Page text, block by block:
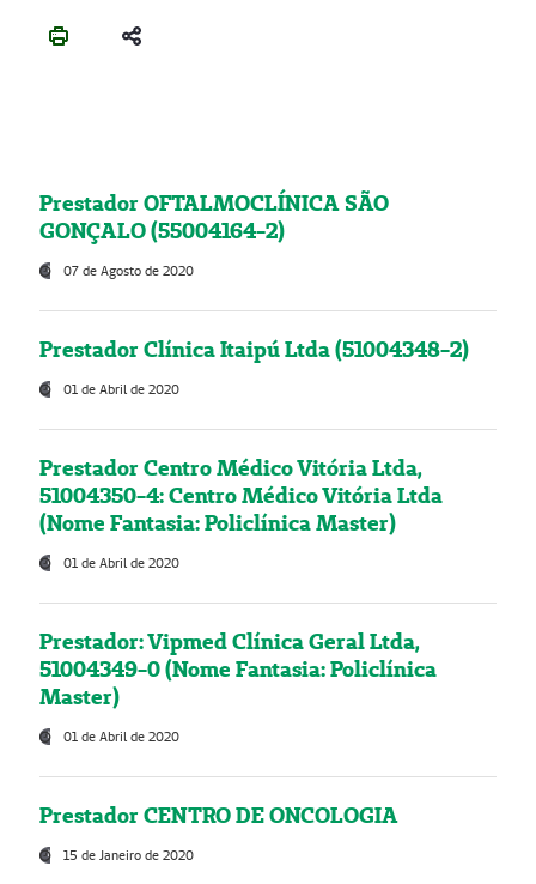
Prestador OFTALMOCLÍNICA SÃO
GONÇALO (55004164-2)
07 de Agosto de 2020
Prestador Clínica Itaipú Ltda (51004348-2)
01 de Abril de 2020
Prestador Centro Médico Vitória Ltda,
51004350-4: Centro Médico Vitória Ltda
(Nome Fantasia: Policlínica Master)
01 de Abril de 2020
Prestador: Vipmed Clínica Geral Ltda,
51004349-0 (Nome Fantasia: Policlínica
Master)
01 de Abril de 2020
Prestador CENTRO DE ONCOLOGIA
15 de Janeiro de 2020